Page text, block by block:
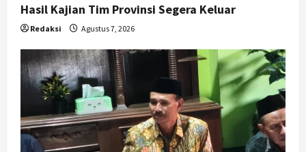
Hasil Kajian Tim Provinsi Segera Keluar
Redaksi Agustus 7, 2026